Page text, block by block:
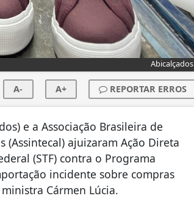
Abicalçados
A- A+ REPORTAR ERROS
e a Associação Brasileira de
(Assintecal) ajuizaram Ação Direta
(STF) contra o Programa
incidente sobre compras
Cármen Lúcia.